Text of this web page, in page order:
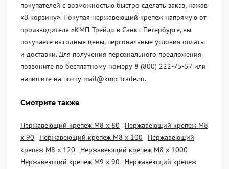
покупателей с возможностью быстро сделать заказ, нажав
«В корзину». Покупая нержавеющий крепеж напрямую от
производителя «KМП-Трейд» в Санкт-Петербурге, вы
получаете выгодные цены, персональные условия оплаты
и доставки. Для получения персонального предложения
позвоните по бесплатному номеру 8 (800) 222-75-57 или
напишите на почту mail@kmp-trade.ru.
Смотрите также
Нержавеющий крепеж М8 х 80
Нержавеющий крепеж М8
х 90
Нержавеющий крепеж М8 х 100
Нержавеющий
крепеж М8 х 120
Нержавеющий крепеж М8 х 1000
Нержавеющий крепеж М9 х 90
Нержавеющий крепеж